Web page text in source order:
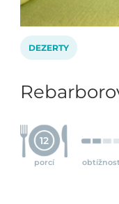
DEZERTY
12
porcí